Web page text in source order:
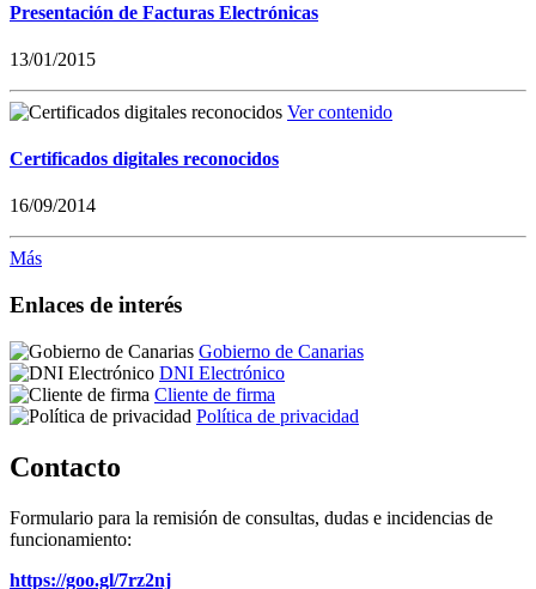
Presentación de Facturas Electrónicas
13/01/2015
Ver contenido
Certificados digitales reconocidos
16/09/2014
Más
Enlaces de interés
Gobierno de Canarias
DNI Electrónico
Cliente de firma
Política de privacidad
Contacto
Formulario para la remisión de consultas, dudas e incidencias de
funcionamiento:
https://goo.gl/7rz2nj